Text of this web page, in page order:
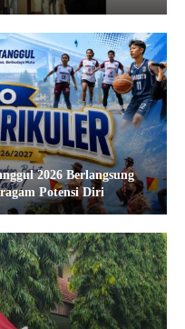
2026 Berlangsung
Potensi Diri